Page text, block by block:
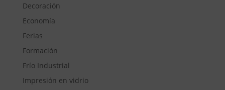
Decoración
Economía
Ferias
Formación
Frío Industrial
Impresión en vidrio